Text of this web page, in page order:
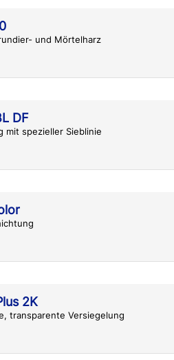
und Mörtelharz
DF
mit spezieller Sieblinie
2K
transparente Versiegelung